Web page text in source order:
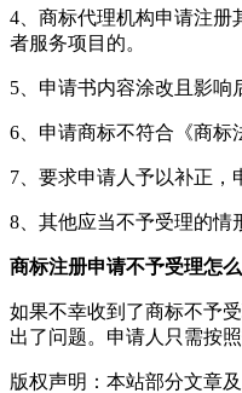
4、商标代理机构申请注册
者服务项目的。
5、申请书内容涂改且影响
6、申请商标不符合《商标
7、要求申请人予以补正，
8、其他应当不予受理的情
商标注册申请不予受理怎
如果不幸收到了商标不予
出了问题。申请人只需按
版权声明：本站部分文章